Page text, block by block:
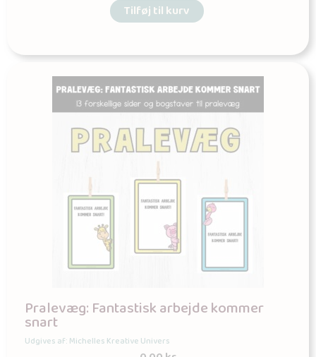
Tilføj til kurv
Pralevæg: Fantastisk arbejde kommer
snart
Udgives af: Michelles Kreative Univers